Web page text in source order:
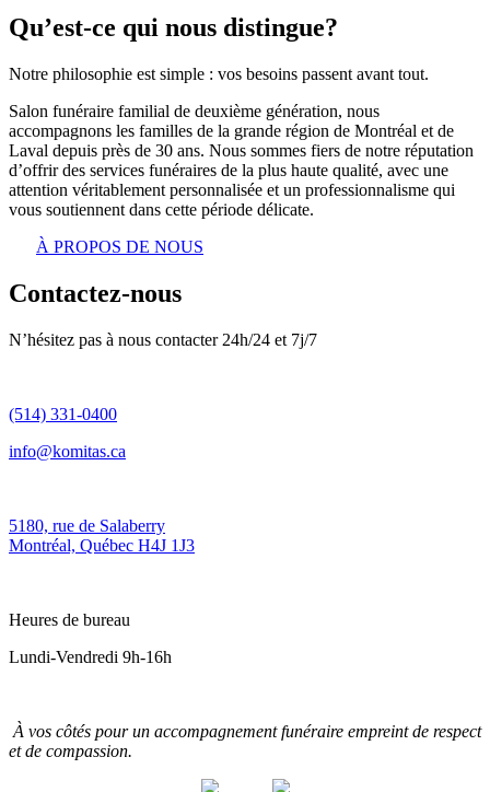
Qu’est-ce qui nous distingue?
Notre philosophie est simple : vos besoins passent avant tout.
Salon funéraire familial de deuxième génération, nous
accompagnons les familles de la grande région de Montréal et de
Laval depuis près de 30 ans. Nous sommes fiers de notre réputation
d’offrir des services funéraires de la plus haute qualité, avec une
attention véritablement personnalisée et un professionnalisme qui
vous soutiennent dans cette période délicate.
À PROPOS DE NOUS
Contactez-nous
N’hésitez pas à nous contacter 24h/24 et 7j/7
(514) 331-0400
info@komitas.ca
5180, rue de Salaberry
Montréal, Québec H4J 1J3
Heures de bureau
Lundi-Vendredi 9h-16h
À vos côtés pour un accompagnement funéraire empreint de respect
et de compassion.